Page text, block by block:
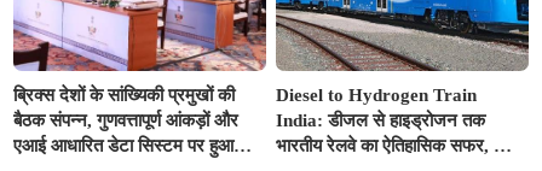
ब्रिक्स देशों के सांख्यिकी प्रमुखों की
बैठक संपन्न, गुणवत्तापूर्ण आंकड़ों और
एआई आधारित डेटा सिस्टम पर हुआ
Diesel to Hydrogen Train
India: डीजल से हाइड्रोजन तक
भारतीय रेलवे का ऐतिहासिक सफर, जानें